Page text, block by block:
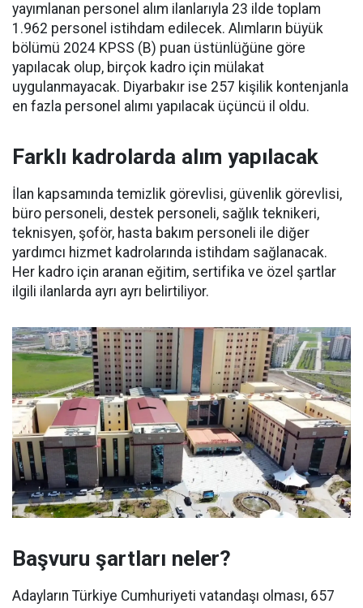
yayımlanan personel alım ilanlarıyla 23 ilde toplam
1.962 personel istihdam edilecek. Alımların büyük
bölümü 2024 KPSS (B) puan üstünlüğüne göre
yapılacak olup, birçok kadro için mülakat
uygulanmayacak. Diyarbakır ise 257 kişilik kontenjanla
en fazla personel alımı yapılacak üçüncü il oldu.
Farklı kadrolarda alım yapılacak
İlan kapsamında temizlik görevlisi, güvenlik görevlisi,
büro personeli, destek personeli, sağlık teknikeri,
teknisyen, şoför, hasta bakım personeli ile diğer
yardımcı hizmet kadrolarında istihdam sağlanacak.
Her kadro için aranan eğitim, sertifika ve özel şartlar
ilgili ilanlarda ayrı ayrı belirtiliyor.
Başvuru şartları neler?
Adayların Türkiye Cumhuriyeti vatandaşı olması, 657